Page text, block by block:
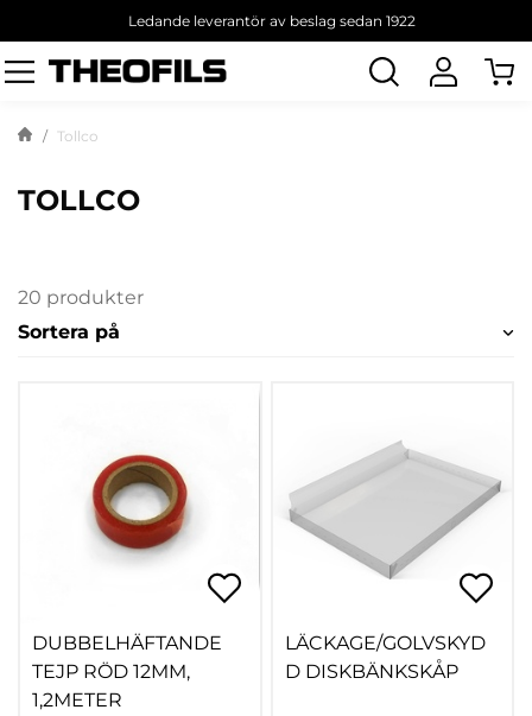
Ledande leverantör av beslag sedan 1922
Sök
produkt
Tollco
TOLLCO
20 produkter
Sortera på
DUBBELHÄFTANDE
TEJP RÖD 12MM,
1,2METER
LÄCKAGE/GOLVSKYD
D DISKBÄNKSKÅP